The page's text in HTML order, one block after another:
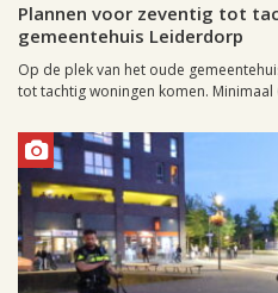
Plannen voor zeventig tot
gemeentehuis Leiderdorp
Op de plek van het oude
tot tachtig woningen komen. Minimaal